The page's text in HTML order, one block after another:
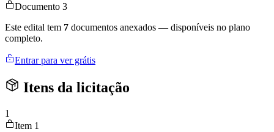
Documento 3
Este edital tem 7 documentos anexados — disponíveis no plano
completo.
Entrar para ver grátis
Itens da licitação
1
Item 1